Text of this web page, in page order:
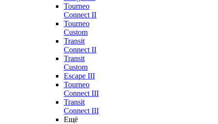
Tourneo
Connect II
Tourneo
Custom
Transit
Connect II
Transit
Custom
Escape III
Tourneo
Connect III
Transit
Connect III
Ещё